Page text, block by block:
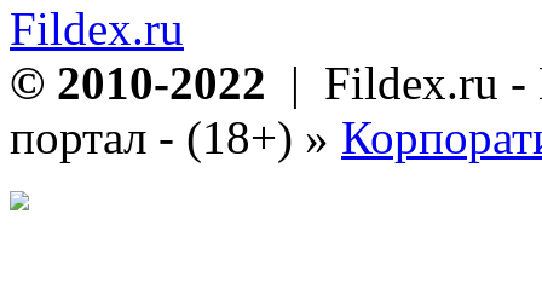
Fildex.ru
© 2010-2022 | Fildex.ru -
портал - (18+) »